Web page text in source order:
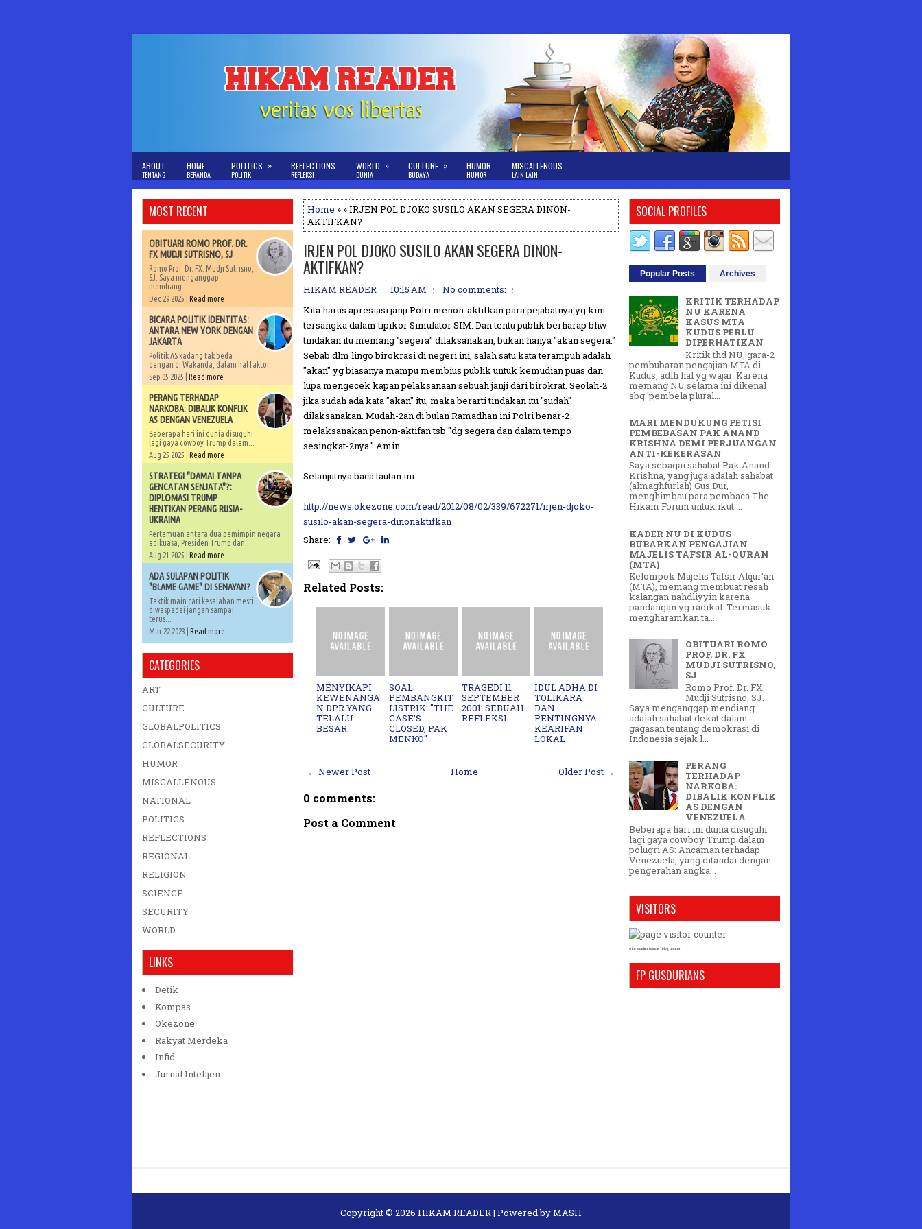
ABOUT
TENTANG
HOME
BERANDA
POLITICS
POLITIK
» REFLECTIONS
REFLEKSI
WORLD
DUNIA
» CULTURE
BUDAYA
» HUMOR
HUMOR
MISCALLENOUS
LAIN LAIN
Home » » IRJEN POL DJOKO SUSILO AKAN SEGERA DINON-
AKTIFKAN?
IRJEN POL DJOKO SUSILO AKAN SEGERA DINON-
AKTIFKAN?
HIKAM READER 10:15 AM
No comments:
Kita harus apresiasi janji Polri menon-aktifkan para pejabatnya yg kini
tersangka dalam tipikor Simulator SIM. Dan tentu publik berharap bhw
tindakan itu memang "segera" dilaksanakan, bukan hanya "akan segera."
Sebab dlm lingo birokrasi di negeri ini, salah satu kata terampuh adalah
"akan" yg biasanya mampu membius publik untuk kemudian puas dan
lupa mengecek kapan pelaksanaan sebuah janji dari birokrat. Seolah-2
jika sudah ada kata "akan" itu, maka berarti tindakan itu "sudah"
dilaksanakan. Mudah-2an di bulan Ramadhan ini Polri benar-2
melaksanakan penon-aktifan tsb "dg segera dan dalam tempo
sesingkat-2nya." Amin..
Selanjutnya baca tautan ini:
http://news.okezone.com/read/2012/08/02/339/672271/irjen-djoko-
susilo-akan-segera-dinonaktifkan
Share:
Related Posts:
MENYIKAPI
KEWENANGA
N DPR YANG
TELALU
BESAR.
SOAL
PEMBANGKIT
LISTRIK: "THE
CASE'S
CLOSED, PAK
MENKO"
TRAGEDI 11
SEPTEMBER
2001: SEBUAH
REFLEKSI
IDUL ADHA DI
TOLIKARA
DAN
PENTINGNYA
KEARIFAN
LOKAL
← Newer Post Older Post →
Home
0 comments:
Post a Comment
MOST RECENT
OBITUARI ROMO PROF. DR.
FX MUDJI SUTRISNO, SJ
Romo Prof. Dr. FX. Mudji Sutrisno,
SJ. Saya menganggap
mendiang...
Dec 29 2025 | Read more
BICARA POLITIK IDENTITAS:
ANTARA NEW YORK DENGAN
JAKARTA
Politik AS kadang tak beda
dengan di Wakanda, dalam hal faktor...
Sep 05 2025 | Read more
PERANG TERHADAP
NARKOBA: DIBALIK KONFLIK
AS DENGAN VENEZUELA
Beberapa hari ini dunia disuguhi
lagi gaya cowboy Trump dalam...
Aug 25 2025 | Read more
STRATEGI "DAMAI TANPA
GENCATAN SENJATA"?:
DIPLOMASI TRUMP
HENTIKAN PERANG RUSIA-
UKRAINA
Pertemuan antara dua pemimpin negara
adikuasa, Presiden Trump dan...
Aug 21 2025 | Read more
ADA SULAPAN POLITIK
"BLAME GAME" DI SENAYAN?
Taktik main cari kesalahan mesti
diwaspadai jangan sampai
terus...
Mar 22 2023 | Read more
CATEGORIES
ART
CULTURE
GLOBALPOLITICS
GLOBALSECURITY
HUMOR
MISCALLENOUS
NATIONAL
POLITICS
REFLECTIONS
REGIONAL
RELIGION
SCIENCE
SECURITY
WORLD
LINKS
Detik
Kompas
Okezone
Rakyat Merdeka
Infid
Jurnal Intelijen
SOCIAL PROFILES
Popular Posts Archives
KRITIK TERHADAP
NU KARENA
KASUS MTA
KUDUS PERLU
DIPERHATIKAN
Kritik thd NU, gara-2
pembubaran pengajian MTA di
Kudus, adlh hal yg wajar. Karena
memang NU selama ini dikenal
sbg 'pembela plural...
MARI MENDUKUNG PETISI
PEMBEBASAN PAK ANAND
KRISHNA DEMI PERJUANGAN
ANTI-KEKERASAN
Saya sebagai sahabat Pak Anand
Krishna, yang juga adalah sahabat
(almaghfurlah) Gus Dur,
menghimbau para pembaca The
Hikam Forum untuk ikut ...
KADER NU DI KUDUS
BUBARKAN PENGAJIAN
MAJELIS TAFSIR AL-QURAN
(MTA)
Kelompok Majelis Tafsir Alqur'an
(MTA), memang membuat resah
kalangan nahdliyyin karena
pandangan yg radikal. Termasuk
mengharamkan ta...
OBITUARI ROMO
PROF. DR. FX
MUDJI SUTRISNO,
SJ
Romo Prof. Dr. FX.
Mudji Sutrisno, SJ.
Saya menganggap mendiang
adalah sahabat dekat dalam
gagasan tentang demokrasi di
Indonesia sejak l...
PERANG
TERHADAP
NARKOBA:
DIBALIK KONFLIK
AS DENGAN
VENEZUELA
Beberapa hari ini dunia disuguhi
lagi gaya cowboy Trump dalam
polugri AS: Ancaman terhadap
Venezuela, yang ditandai dengan
pengerahan angka...
VISITORS
who is online counter blog counter
FP GUSDURIANS
Copyright © 2026 HIKAM READER| Powered byMASH